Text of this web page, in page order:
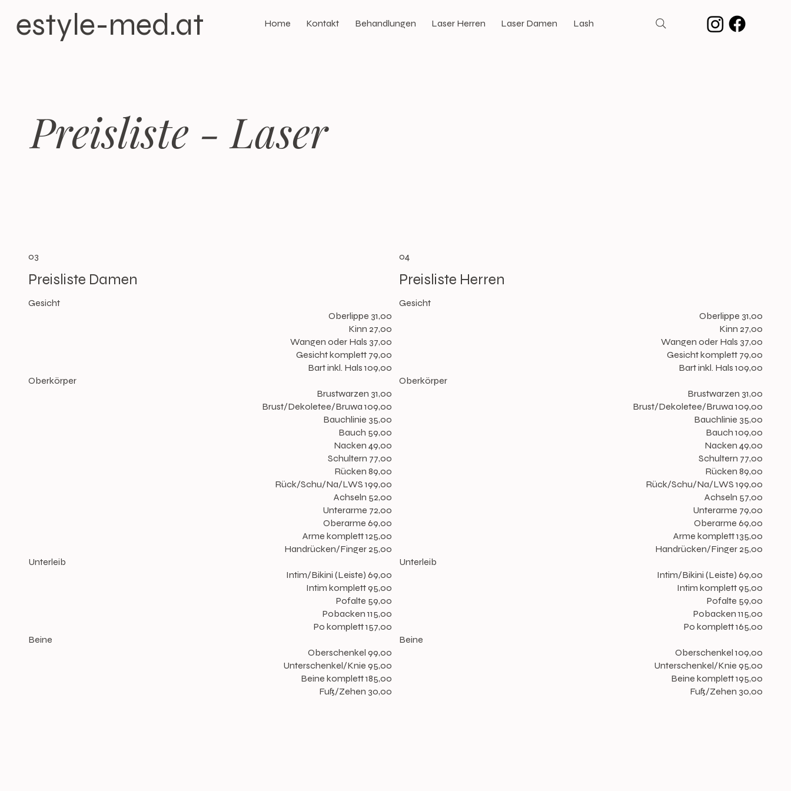
estyle-med.at Home Kontakt Behandlungen Laser Herren Laser Damen Lash
Preisliste - Laser
03
Preisliste Damen
Gesicht
Oberlippe 31,00
Kinn 27,00
Wangen oder Hals 37,00
Gesicht komplett 79,00
Bart inkl. Hals 109,00
Oberkörper
Brustwarzen 31,00
Brust/Dekoletee/Bruwa 109,00
Bauchlinie 35,00
Bauch 59,00
Nacken 49,00
Schultern 77,00
Rücken 89,00
Rück/Schu/Na/LWS 199,00
Achseln 52,00
Unterarme 72,00
Oberarme 69,00
Arme komplett 125,00
Handrücken/Finger 25,00
Unterleib
Intim/Bikini (Leiste) 69,00
Intim komplett 95,00
Pofalte 59,00
Pobacken 115,00
Po komplett 157,00
Beine
Oberschenkel 99,00
Unterschenkel/Knie 95,00
Beine komplett 185,00
Fuß/Zehen 30,00
04
Preisliste Herren
Gesicht
Oberlippe 31,00
Kinn 27,00
Wangen oder Hals 37,00
Gesicht komplett 79,00
Bart inkl. Hals 109,00
Oberkörper
Brustwarzen 31,00
Brust/Dekoletee/Bruwa 109,00
Bauchlinie 35,00
Bauch 109,00
Nacken 49,00
Schultern 77,00
Rücken 89,00
Rück/Schu/Na/LWS 199,00
Achseln 57,00
Unterarme 79,00
Oberarme 69,00
Arme komplett 135,00
Handrücken/Finger 25,00
Unterleib
Intim/Bikini (Leiste) 69,00
Intim komplett 95,00
Pofalte 59,00
Pobacken 115,00
Po komplett 165,00
Beine
Oberschenkel 109,00
Unterschenkel/Knie 95,00
Beine komplett 195,00
Fuß/Zehen 30,00